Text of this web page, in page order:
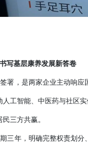
写基层康养发展新答卷
，是两家企业主动响应
工智能、中医药与社区
三方共赢。
年，明确完整权责划分